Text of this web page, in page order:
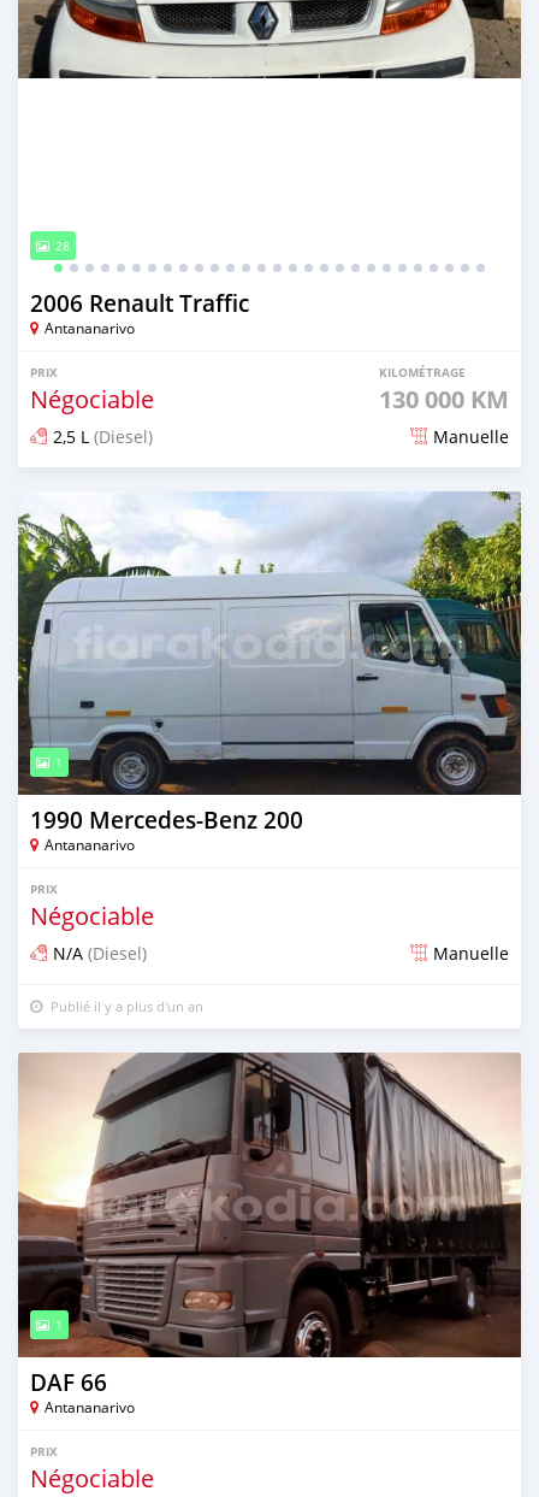
28
2006 Renault Traffic
Antananarivo
PRIX
Négociable
KILOMÉTRAGE
130 000 KM
2,5 L (Diesel) Manuelle
1
1990 Mercedes‒Benz 200
Antananarivo
PRIX
Négociable
N/A (Diesel) Manuelle
Publié il y a plus d'un an
1
DAF 66
Antananarivo
PRIX
Négociable